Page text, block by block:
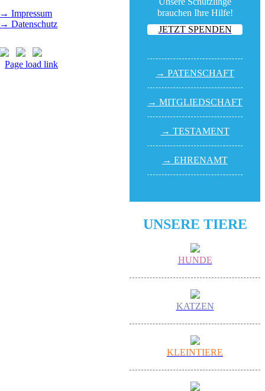
brauchen Ihre Hilfe!
JETZT SPENDEN
→ PATEN­SCHAFT
→ MITGLIED­SCHAFT
→ TESTA­MENT
→ EHREN­AMT
UNSERE TIERE
HUNDE
KATZEN
KLEINTIERE
→ Impressum
→ Datenschutz
Page load link